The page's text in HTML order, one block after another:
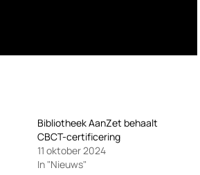
Bibliotheek AanZet behaalt
CBCT-certificering
11 oktober 2024
In "Nieuws"